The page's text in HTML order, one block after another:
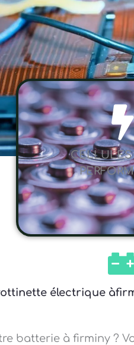
électrique
batterie à firminy ?